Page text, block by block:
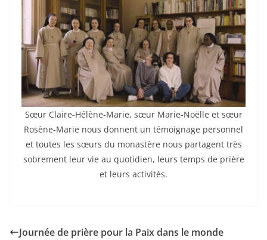
Sœur Claire-Hélène-Marie, sœur Marie-Noëlle et sœur
Rosène-Marie nous donnent un témoignage personnel
et toutes les sœurs du monastère nous partagent très
sobrement leur vie au quotidien, leurs temps de prière
et leurs activités.
Journée de prière pour la Paix dans le monde